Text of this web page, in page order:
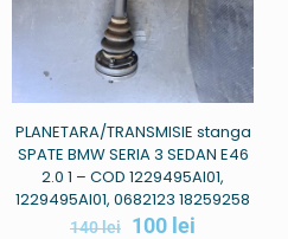
PLANETARA/TRANSMISIE stanga
SPATE BMW SERIA 3 SEDAN E46
2.0 1 – COD 1229495AI01,
1229495AI01, 0682123 18259258
140lei 100 lei